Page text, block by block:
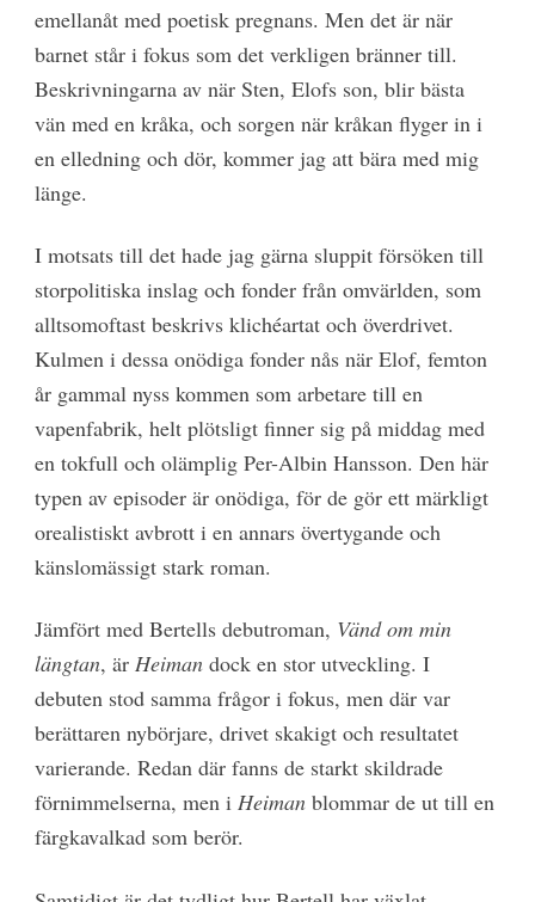
emellanåt med poetisk pregnans. Men det är när
barnet står i fokus som det verkligen bränner till.
Beskrivningarna av när Sten, Elofs son, blir bästa
vän med en kråka, och sorgen när kråkan flyger in i
en elledning och dör, kommer jag att bära med mig
länge.
I motsats till det hade jag gärna sluppit försöken till
storpolitiska inslag och fonder från omvärlden, som
alltsomoftast beskrivs klichéartat och överdrivet.
Kulmen i dessa onödiga fonder nås när Elof, femton
år gammal nyss kommen som arbetare till en
vapenfabrik, helt plötsligt finner sig på middag med
en tokfull och olämplig Per-Albin Hansson. Den här
typen av episoder är onödiga, för de gör ett märkligt
orealistiskt avbrott i en annars övertygande och
känslomässigt stark roman.
Jämfört med Bertells debutroman, Vänd om min
längtan, är Heimandock en stor utveckling. I
debuten stod samma frågor i fokus, men där var
berättaren nybörjare, drivet skakigt och resultatet
varierande. Redan där fanns de starkt skildrade
förnimmelserna, men i Heiman blommar de ut till en
färgkavalkad som berör.